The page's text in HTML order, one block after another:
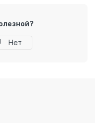
Нет